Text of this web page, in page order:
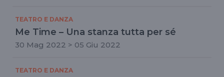
TEATRO E DANZA
Me Time – Una stanza tutta per sé
30 Mag 2022 > 05 Giu 2022
TEATRO E DANZA